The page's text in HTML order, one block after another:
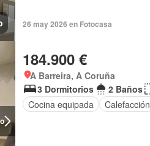
26 may 2026 en Fotocasa
184.900 €
A Barreira, A Coruña
3 Dormitorios
2 Baños
Cocina equipada
Calefacción